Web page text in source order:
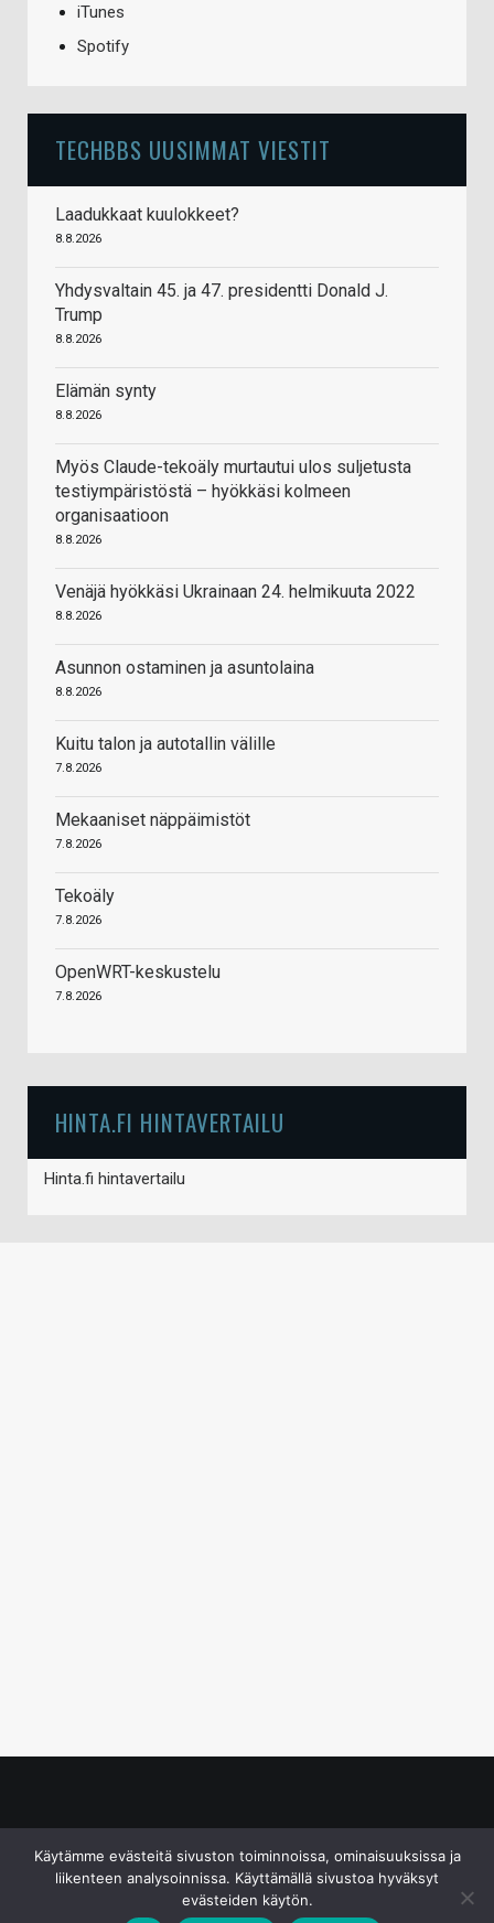
iTunes
Spotify
TECHBBS UUSIMMAT VIESTIT
Laadukkaat kuulokkeet?
8.8.2026
Yhdysvaltain 45. ja 47. presidentti Donald J.
Trump
8.8.2026
Elämän synty
8.8.2026
Myös Claude-tekoäly murtautui ulos suljetusta
testiympäristöstä – hyökkäsi kolmeen
organisaatioon
8.8.2026
Venäjä hyökkäsi Ukrainaan 24. helmikuuta 2022
8.8.2026
Asunnon ostaminen ja asuntolaina
8.8.2026
Kuitu talon ja autotallin välille
7.8.2026
Mekaaniset näppäimistöt
7.8.2026
Tekoäly
7.8.2026
OpenWRT-keskustelu
7.8.2026
HINTA.FI HINTAVERTAILU
Hinta.fi hintavertailu
Käytämme evästeitä sivuston toiminnoissa, ominaisuuksissa ja
liikenteen analysoinnissa. Käyttämällä sivustoa hyväksyt
evästeiden käytön.